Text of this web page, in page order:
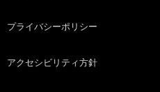
プライバシーポリシー
アクセシビリティ方針